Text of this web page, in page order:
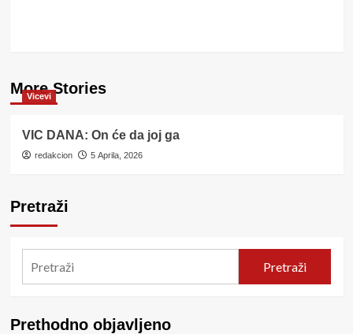
More Stories
Vicevi
VIC DANA: On će da joj ga
redakcion 5 Aprila, 2026
Pretraži
Pretraži
Prethodno objavljeno